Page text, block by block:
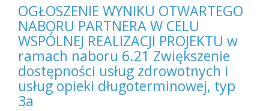
OGŁOSZENIE WYNIKU OTWARTEGO
NABORU PARTNERA W CELU
WSPÓLNEJ REALIZACJI PROJEKTU w
ramach naboru 6.21 Zwiększenie
dostępności usług zdrowotnych i
usług opieki długoterminowej, typ
3a